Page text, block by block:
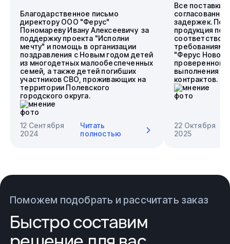
Благодарственное письмо
директору ООО "Ферус"
Пономареву Ивану Алексеевичу за
поддержку проекта "Исполни
мечту" и помощь в организации
поздравления с Новым годом детей
из многодетных малообеспеченных
семей, а также детей погибших
участников СВО, проживающих на
территории Полевского
городского округа.
12 Сентября
2024
Читать
полностью
Все поставки
задержек.
продукция
требованиям.
"Ферус
проверенного
выполнения
контрактов.
22 Октября
2025
Поможем подобрать и рассчитать заказ
Быстро составим